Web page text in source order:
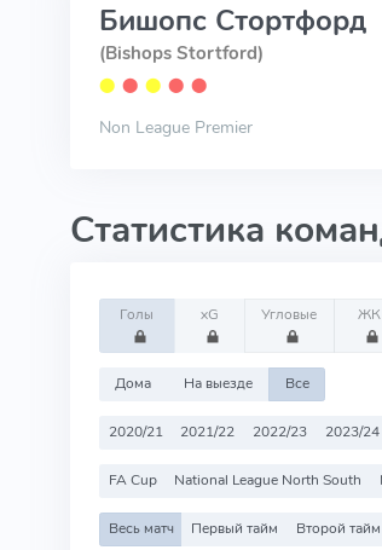
Бишопс Стортфорд
(Bishops Stortford)
⬤ ⬤ ⬤ ⬤ ⬤
Non League Premier
Статистика
Голы xG Угловые ЖК
Дома На выезде Все
2020/21 2021/22 2022/23 2023/24
FA Cup National League North South
Весь матч Первый тайм Второй тайм